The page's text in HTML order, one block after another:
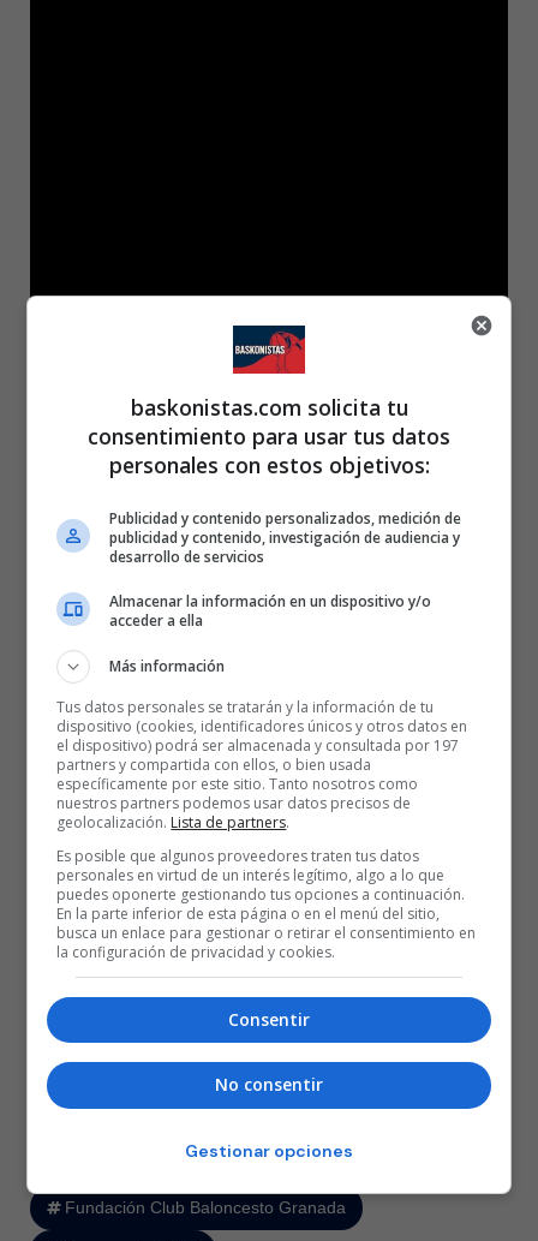
Victoria baskonista en Granada en la Jornada 3
El 19 de octubre de 2025, a pesar de las bajas,Baskonia logró
una trabajada y sufrida victoria en Granada por 80-83
tras tres jornadas disputadas.
contar con l
Howard y Rodions Kurucs, tampoco con Luka Samanic
Baskonia comenzó el partido con un alto acierto, especialmente
desde la línea de tres, (6/8 en triples en el primer cuarto). Gracias a
esta racha anotadora, le permitió distanciarse rápidamente en el
ventaja de 14 puntos(21-35).
Tras el descanso, la defensa zonal de Granada frenó el ritmo
adelantó por primera vez a Covirán(55-52). Ya enel último cuarto
Baskonia, con una rotación más corta estuvo bien soportado
por la actuación de Matteo Spagnolo.Queunido al rendimiento
de Diakité bajo los aros
Fundación Club Baloncesto Granada
baskonistas.com solicita tu
consentimiento para usar tus datos
personales con estos objetivos:
Publicidad y contenido personalizados, medición de
publicidad y contenido, investigación de audiencia y
desarrollo de servicios
Almacenar la información en un dispositivo y/o
acceder a ella
Más información
Tus datos personales se tratarán y la información de tu
dispositivo (cookies, identificadores únicos y otros datos en
el dispositivo) podrá ser almacenada y consultada por 197
partners y compartida con ellos, o bien usada
específicamente por este sitio. Tanto nosotros como
nuestros partners podemos usar datos precisos de
geolocalización. Lista de partners.
Es posible que algunos proveedores traten tus datos
personales en virtud de un interés legítimo, algo a lo que
puedes oponerte gestionando tus opciones a continuación.
En la parte inferior de esta página o en el menú del sitio,
busca un enlace para gestionar o retirar el consentimiento en
la configuración de privacidad y cookies.
Consentir
No consentir
Gestionar opciones